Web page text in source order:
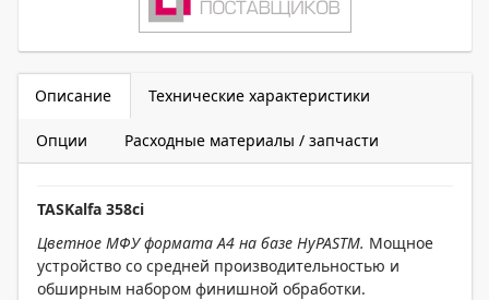
Описание Технические характеристики
Опции Расходные материалы / запчасти
TASKalfa 358ci
Цветное МФУ формата А4 на базе HyPASTM. Мощное
устройство со средней производительностью и
обширным набором финишной обработки.